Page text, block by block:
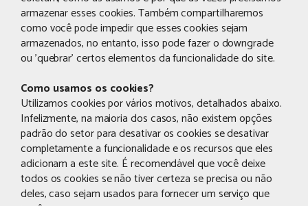
armazenar esses cookies. Também compartilharemos
como você pode impedir que esses cookies sejam
armazenados, no entanto, isso pode fazer o downgrade
ou 'quebrar' certos elementos da funcionalidade do site.
Como usamos os cookies?
Utilizamos cookies por vários motivos, detalhados abaixo.
Infelizmente, na maioria dos casos, não existem opções
padrão do setor para desativar os cookies se desativar
completamente a funcionalidade e os recursos que eles
adicionam a este site. É recomendável que você deixe
todos os cookies se não tiver certeza se precisa ou não
deles, caso sejam usados ​​para fornecer um serviço que